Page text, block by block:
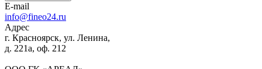
E-mail
info@fineo24.ru
Адрес
г. Красноярск, ул. Ленина,
д. 221а, оф. 212